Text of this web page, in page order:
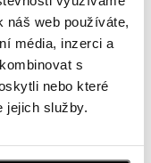
náš web používáte,
média, inzerci a
s
nebo které
jejich služby.